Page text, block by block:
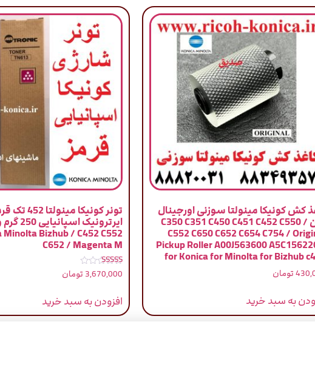
کش کونیکا مینولتا سوزنی اورجینال
ژاپن / C350 C351 C450 C451 C452 C550
C552 C650 C652 C654 C754 /
Pickup Roller A00J563600
for Konica for Minolta for Bizhub
تومان
به سبد خرید
تونر کونیکا
Minolta Bizhub / C452 C552
C652 / Magenta M
نمره
5.00
3,670,000 تومان
افزودن به سبد خرید